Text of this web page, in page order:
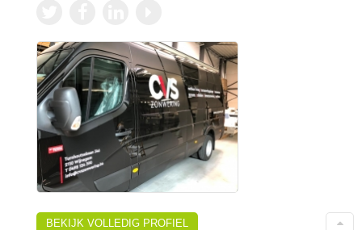
BEKIJK VOLLEDIG PROFIEL